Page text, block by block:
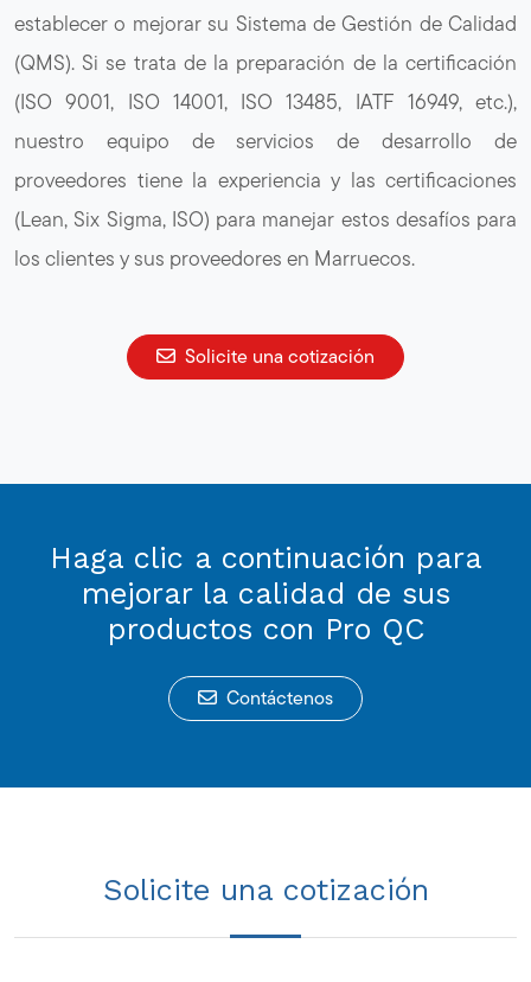
establecer o mejorar su Sistema de Gestión de Calidad
(QMS). Si se trata de la preparación de la certificación
(ISO 9001, ISO 14001, ISO 13485, IATF 16949, etc.),
nuestro equipo de servicios de desarrollo de
proveedores tiene la experiencia y las certificaciones
(Lean, Six Sigma, ISO) para manejar estos desafíos para
los clientes y sus proveedores en Marruecos.
Solicite una cotización
Haga clic a continuación para
mejorar la calidad de sus
productos con Pro QC
Contáctenos
Solicite una cotización